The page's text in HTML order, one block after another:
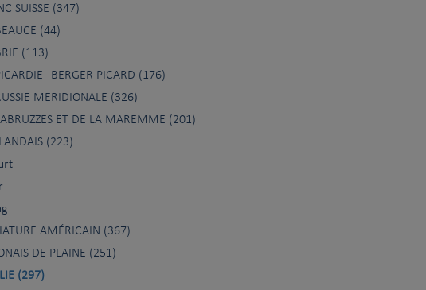
SUISSE (347)
(44)
(113)
- BERGER PICARD (176)
MERIDIONALE (326)
ABRUZZES ET DE LA MAREMME (201)
(223)
AMÉRICAIN (367)
DE PLAINE (251)
(297)